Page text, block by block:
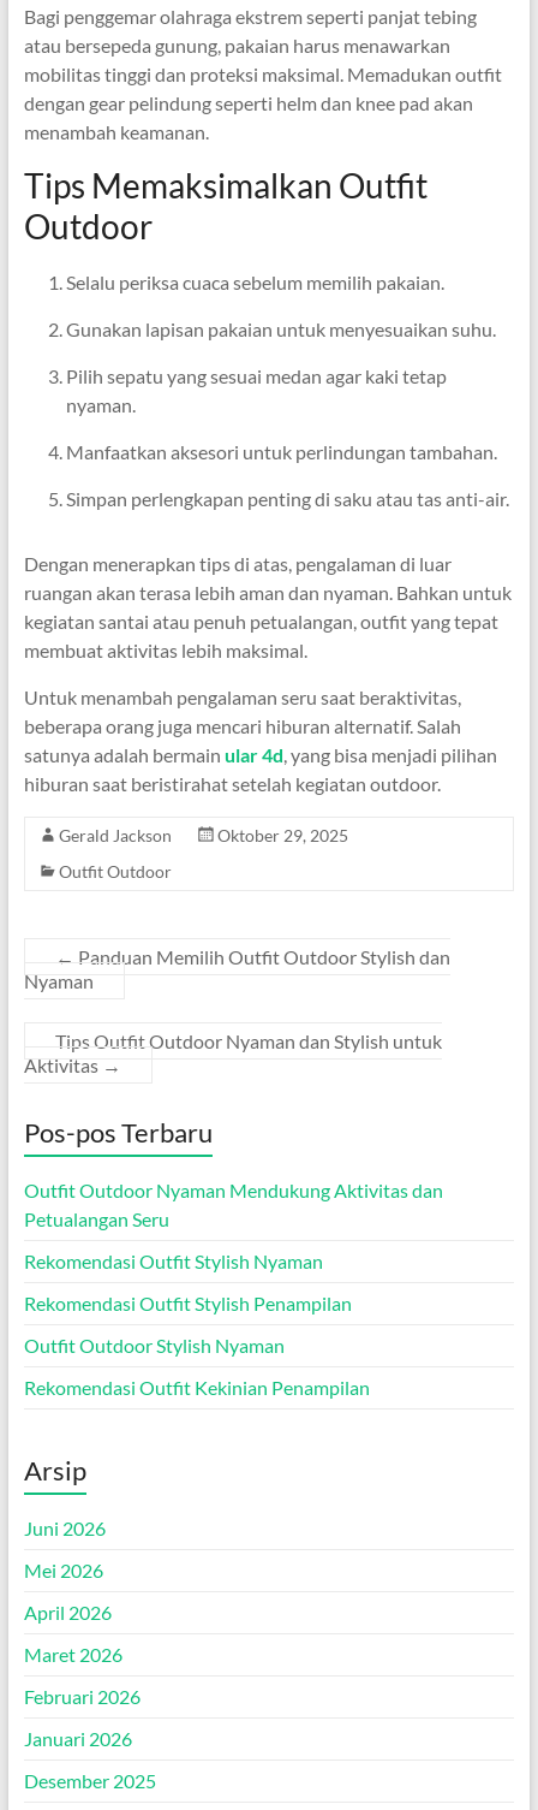
Bagi penggemar olahraga ekstrem seperti panjat tebing
atau bersepeda gunung, pakaian harus menawarkan
mobilitas tinggi dan proteksi maksimal. Memadukan outfit
dengan gear pelindung seperti helm dan knee pad akan
menambah keamanan.
Tips Memaksimalkan Outfit
Outdoor
Selalu periksa cuaca sebelum memilih pakaian.
Gunakan lapisan pakaian untuk menyesuaikan suhu.
Pilih sepatu yang sesuai medan agar kaki tetap
nyaman.
Manfaatkan aksesori untuk perlindungan tambahan.
Simpan perlengkapan penting di saku atau tas anti-air.
Dengan menerapkan tips di atas, pengalaman di luar
ruangan akan terasa lebih aman dan nyaman. Bahkan untuk
kegiatan santai atau penuh petualangan, outfit yang tepat
membuat aktivitas lebih maksimal.
Untuk menambah pengalaman seru saat beraktivitas,
beberapa orang juga mencari hiburan alternatif. Salah
satunya adalah bermain ular 4d, yang bisa menjadi pilihan
hiburan saat beristirahat setelah kegiatan outdoor.
Gerald Jackson
Oktober 29, 2025
Outfit Outdoor
← Panduan Memilih Outfit Outdoor Stylish dan
Nyaman
Tips Outfit Outdoor Nyaman dan Stylish untuk
Aktivitas →
Pos-pos Terbaru
Outfit Outdoor Nyaman Mendukung Aktivitas dan
Petualangan Seru
Rekomendasi Outfit Stylish Nyaman
Rekomendasi Outfit Stylish Penampilan
Outfit Outdoor Stylish Nyaman
Rekomendasi Outfit Kekinian Penampilan
Arsip
Juni 2026
Mei 2026
April 2026
Maret 2026
Februari 2026
Januari 2026
Desember 2025